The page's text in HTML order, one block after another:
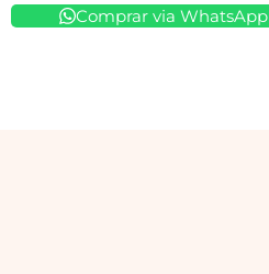
Comprar via WhatsApp